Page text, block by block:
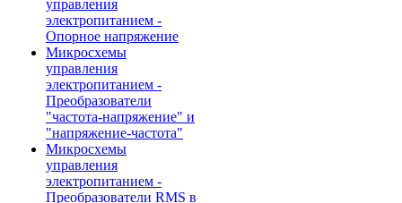
управления
электропитанием -
Опорное напряжение
Микросхемы
управления
электропитанием -
Преобразователи
"частота-напряжение" и
"напряжение-частота"
Микросхемы
управления
электропитанием -
Преобразователи RMS в